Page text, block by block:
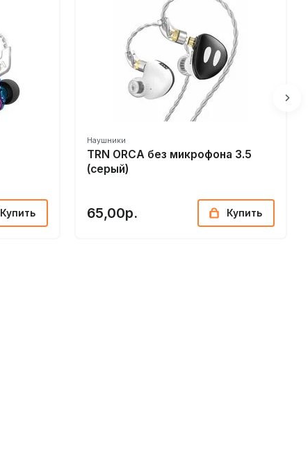
Купить
Наушники
TRN ORCA без микрофона 3.5
(серый)
65,00р. Купить